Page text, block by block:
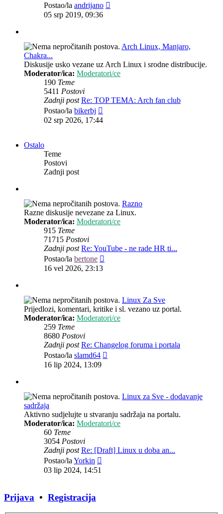
Postao/la andrijano
05 srp 2019, 09:36
Arch Linux, Manjaro,
Chakra...
Diskusije usko vezane uz Arch Linux i srodne distribucije.
Moderator/ica: Moderatori/ce
190 Teme
5411 Postovi
Zadnji post Re: TOP TEMA: Arch fan club
Postao/la bikerbj
02 srp 2026, 17:44
Ostalo
Teme
Postovi
Zadnji post
Razno
Razne diskusije nevezane za Linux.
Moderator/ica: Moderatori/ce
915 Teme
71715 Postovi
Zadnji post Re: YouTube - ne rade HR ti...
Postao/la bertone
16 vel 2026, 23:13
Linux Za Sve
Prijedlozi, komentari, kritike i sl. vezano uz portal.
Moderator/ica: Moderatori/ce
259 Teme
8680 Postovi
Zadnji post Re: Changelog foruma i portala
Postao/la slamd64
16 lip 2024, 13:09
Linux za Sve - dodavanje
sadržaja
Aktivno sudjelujte u stvaranju sadržaja na portalu.
Moderator/ica: Moderatori/ce
60 Teme
3054 Postovi
Zadnji post Re: [Draft] Linux u doba an...
Postao/laYorkin
03 lip 2024, 14:51
Prijava • Registracija